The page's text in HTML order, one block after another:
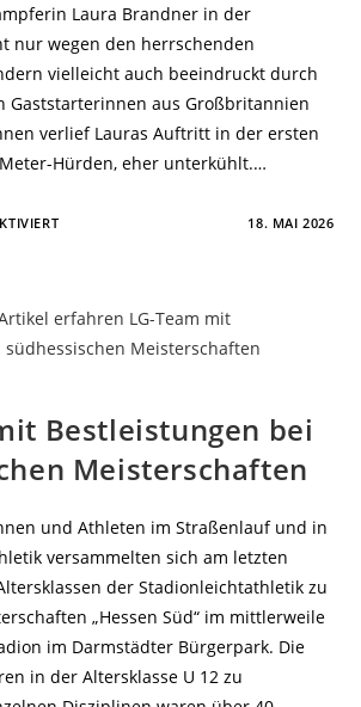
Laura Brandner in der
nur wegen den herrschenden
vielleicht auch beeindruckt durch
Gaststarterinnen aus Großbritannien
verlief Lauras Auftritt in der ersten
Hürden, eher unterkühlt.…
FÜR
SIEBENKAMPF
FULMINANT
ZURÜCK
18. MAI 2026
Bestleistungen bei
Meisterschaften
und Athleten im Straßenlauf und in
versammelten sich am letzten
der Stadionleichtathletik zu
„Hessen Süd“ im mittlerweile
im Darmstädter Bürgerpark. Die
in der Altersklasse U 12 zu